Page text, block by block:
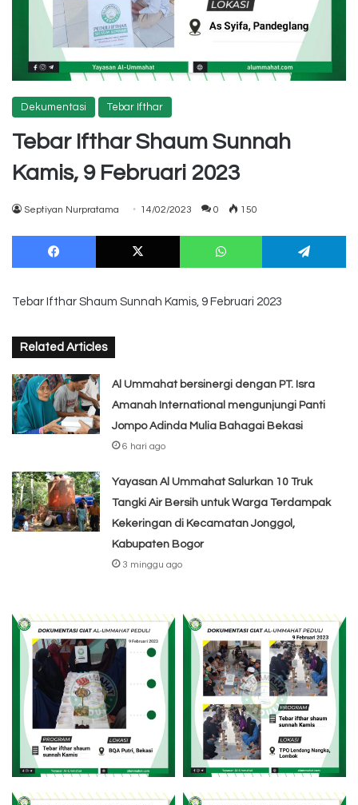
Dekumentasi Tebar Ifthar
Tebar Ifthar Shaum Sunnah
Kamis, 9 Februari 2023
Septiyan Nurpratama 14/02/2023 0 150
Facebook X WhatsApp
Tebar Ifthar Shaum Sunnah Kamis, 9 Februari 2023
Related Articles
Al Ummahat bersinergi dengan PT. Isra
Amanah International mengunjungi Panti
Jompo Adinda Mulia Bahagai Bekasi
6 hari ago
Yayasan Al Ummahat Salurkan 10 Truk
Tangki Air Bersih untuk Warga Terdampak
Kekeringan di Kecamatan Jonggol,
Kabupaten Bogor
3 minggu ago